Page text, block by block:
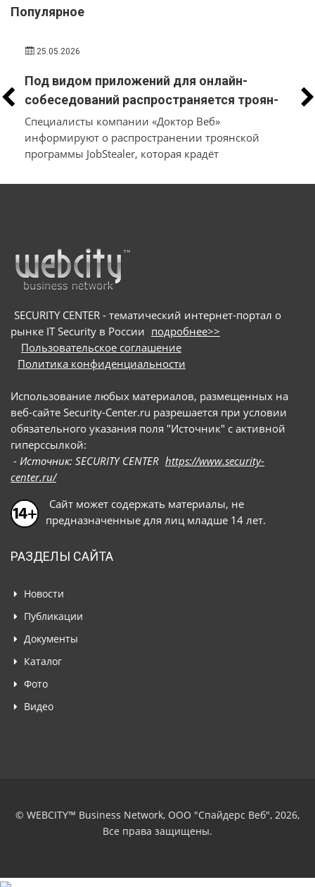
Популярное
25.05.2026
Под видом приложений для онлайн-
собеседований распространяется троян-
стилер, который вместо трудоустройства
похищает у пользователей macOS и
Windows их данные и денежные средства
Специалисты компании «Доктор Веб»
информируют о распространении троянской
программы JobStealer, которая крадёт
и Windows. Основной целью вредоносного ПО
онлайн-собеседованиями: они направляют
потенциальных жертв на вредоносные сайты и
под видом приложения для видеоконференций
SECURITY CENTER - тематический интернет-портал о
рынке IT Security в России подробнее>>
Пользовательское соглашение
Политика конфиденциальности
Использование любых материалов, размещенных на
веб-сайте Security-Center.ru разрешается при условии
обязательного указания поля "Источник" с активной
гиперссылкой:
- Источник: SECURITY CENTER https://www.security-
center.ru/
Сайт может содержать материалы, не
предназначенные для лиц младше 14 лет.
РАЗДЕЛЫ САЙТА
Новости
Публикации
Документы
Каталог
Фото
Видео
© WEBCITY™ Business Network, ООО "Спайдерс Веб", 2026,
Все права защищены.